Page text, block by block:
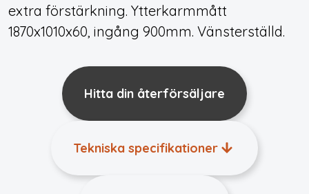
extra förstärkning. Ytterkarmmått
1870x1010x60, ingång 900mm. Vänsterställd.
Hitta din återförsäljare
Tekniska specifikationer